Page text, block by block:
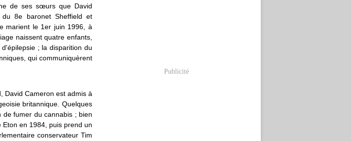
de ses sœurs que David
du 8e baronet Sheffield et
marient le 1er juin 1996, à
naissent quatre enfants,
; la disparition du
qui communiquèrent
David Cameron est admis à
britannique. Quelques
fumer du cannabis ; bien
en 1984, puis prend un
conservateur Tim
Publicité